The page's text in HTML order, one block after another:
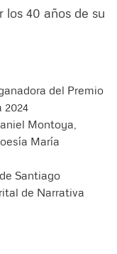
los 40 años de su
del Premio
2024
Montoya,
María
Santiago
de Narrativa